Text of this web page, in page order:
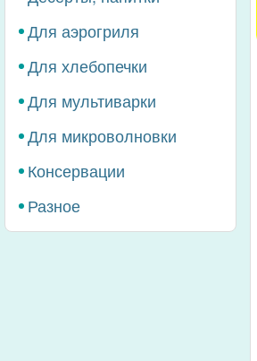
Для аэрогриля
Для хлебопечки
Для мультиварки
Для микроволновки
Консервации
Разное